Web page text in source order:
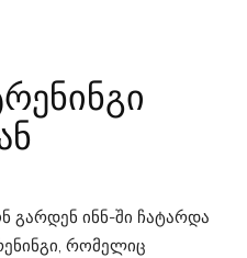
გარდენ ინნ-ში ჩატარდა
რომელიც